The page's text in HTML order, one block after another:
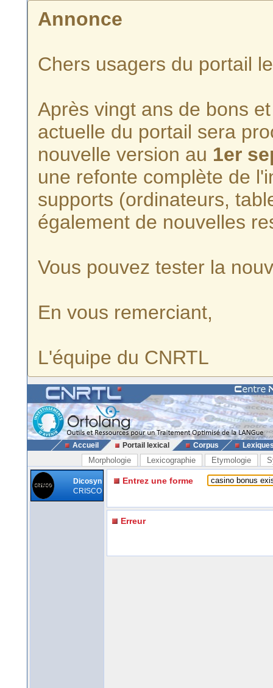
Annonce
Chers usagers du portail
Après vingt ans de bons
actuelle du portail sera
nouvelle version au 1er
une refonte complète de
supports (ordinateurs,
également de nouvelles
Vous pouvez tester la
En vous remerciant,
L'équipe du CNRTL
Accueil Portail lexical Corpus
Morphologie Lexicographie Etymologie
Dicosyn
CRISCO
Entrez une forme
Erreur